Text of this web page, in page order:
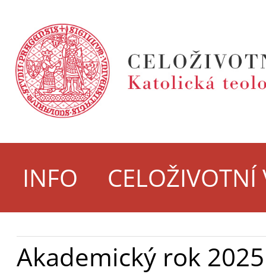
INFO
Akademický rok